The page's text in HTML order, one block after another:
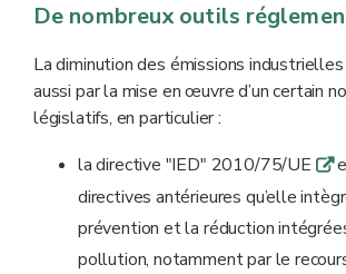
De nombreux outils
La diminution des émissions industrielles
aussi par la mise en œuvre d’un certain
législatifs, en particulier :
la directive "IED" 2010/75/UE q
directives antérieures qu’elle
prévention et la réduction
pollution, notamment par le